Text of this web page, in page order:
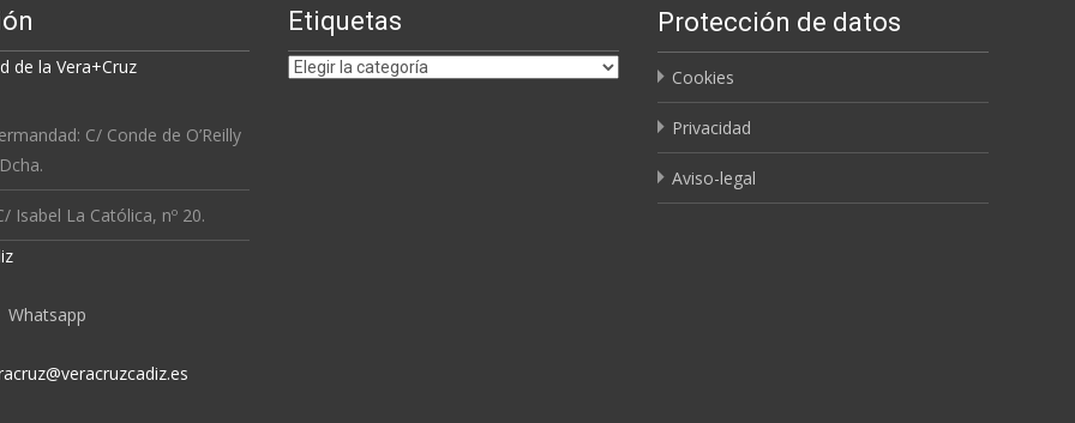
de la Vera+Cruz
C/ Conde de O’Reilly
Isabel La Católica, nº 20.
Whatsapp
Etiquetas
Etiquetas
Protección de datos
Cookies
Privacidad
Aviso-legal